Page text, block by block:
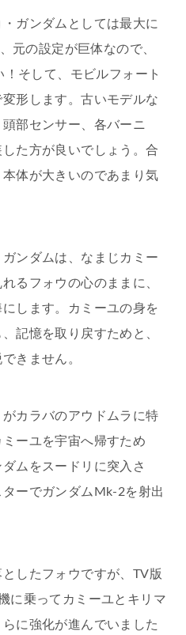
ガンダムとしては最大に
元の設定が巨体なので、
そして、モビルフォート
形します。古いモデルな
部センサー、各バーニ
た方が良いでしょう。合
体が大きいのであまり気
ンダムは、なまじカミー
るフォウの心のままに、
します。カミーユの身を
記憶を取り戻すためと、
きません。
カラバのアウドムラに特
ーユを宇宙へ帰すため
ムをスードリに突入さ
ーでガンダムMk-2を射出
したフォウですが、TV版
に乗ってカミーユとキリマ
に強化が進んでいました